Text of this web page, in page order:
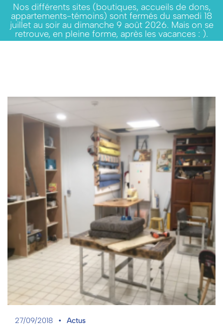
Nos différents sites (boutiques, accueils de dons,
appartements-témoins) sont fermés du samedi 18
juillet au soir au dimanche 9 août 2026. Mais on se
retrouve, en pleine forme, après les vacances : ).
27/09/2018 Actus